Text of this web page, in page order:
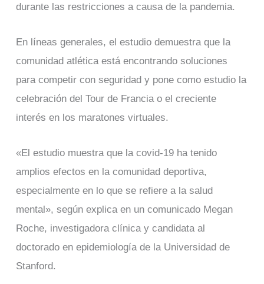
durante las restricciones a causa de la pandemia.
En líneas generales, el estudio demuestra que la
comunidad atlética está encontrando soluciones
para competir con seguridad y pone como estudio la
celebración del Tour de Francia o el creciente
interés en los maratones virtuales.
«El estudio muestra que la covid-19 ha tenido
amplios efectos en la comunidad deportiva,
especialmente en lo que se refiere a la salud
mental», según explica en un comunicado Megan
Roche, investigadora clínica y candidata al
doctorado en epidemiología de la Universidad de
Stanford.